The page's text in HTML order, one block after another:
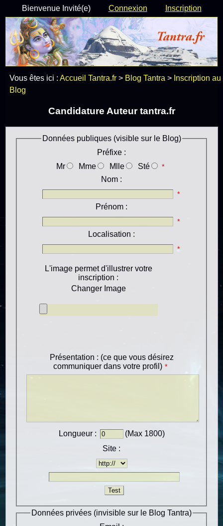
Bienvenue Invité(e) Connexion Inscription
Vous êtes ici :Accueil Tantra.fr > Blog Tantra > Inscription au
Blog
Candidature Auteur tantra.fr
Données publiques (visible sur le Blog)
Préfixe :
Mr
Mme Mlle Sté *
Nom :
*
Prénom :
*
Localisation :
*
L'image permet d'illustrer votre
inscription :
Changer Image
Présentation : (ce que vous désirez
communiquer dans votre profil) *
Longueur :
(Max 1800)
Site :
Données privées (invisible sur le Blog Tantra)